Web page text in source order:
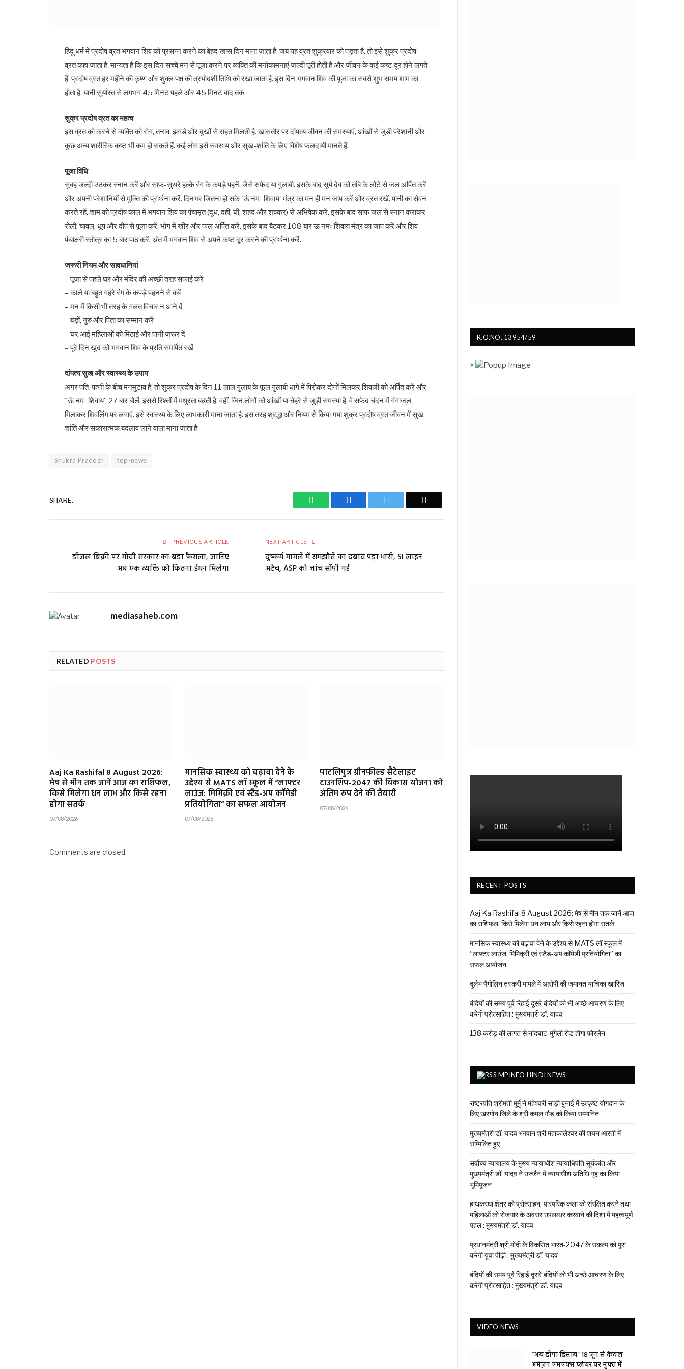
हिंदू धर्म में प्रदोष व्रत भगवान शिव को प्रसन्न करने का बेहद खास दिन माना जाता है. जब यह व्रत शुक्रवार को पड़ता है, तो इसे शुक्र प्रदोष
व्रत कहा जाता है. मान्यता है कि इस दिन सच्चे मन से पूजा करने पर व्यक्ति की मनोकामनाएं जल्दी पूरी होती हैं और जीवन के कई कष्ट दूर होने लगते
हैं. प्रदोष व्रत हर महीने की कृष्ण और शुक्ल पक्ष की त्रयोदशी तिथि को रखा जाता है. इस दिन भगवान शिव की पूजा का सबसे शुभ समय शाम का
होता है, यानी सूर्यास्त से लगभग 45 मिनट पहले और 45 मिनट बाद तक.
शुक्र प्रदोष व्रत का महत्व
इस व्रत को करने से व्यक्ति को रोग, तनाव, झगड़े और दुखों से राहत मिलती है. खासतौर पर दांपत्य जीवन की समस्याएं, आंखों से जुड़ी परेशानी और
कुछ अन्य शारीरिक कष्ट भी कम हो सकते हैं. कई लोग इसे स्वास्थ्य और सुख-शांति के लिए विशेष फलदायी मानते हैं.
पूजा विधि
सुबह जल्दी उठकर स्नान करें और साफ-सुथरे हल्के रंग के कपड़े पहनें, जैसे सफेद या गुलाबी. इसके बाद सूर्य देव को तांबे के लोटे से जल अर्पित करें
और अपनी परेशानियों से मुक्ति की प्रार्थना करें. दिनभर जितना हो सके 'ऊं नमः शिवाय' मंत्र का मन ही मन जाप करें और व्रत रखें. पानी का सेवन
करते रहें. शाम को प्रदोष काल में भगवान शिव का पंचामृत (दूध, दही, घी, शहद और शक्कर) से अभिषेक करें. इसके बाद साफ जल से स्नान कराकर
रोली, चावल, धूप और दीप से पूजा करें. भोग में खीर और फल अर्पित करें. इसके बाद बैठकर 108 बार ऊं नमः शिवाय मंत्र का जाप करें और शिव
पंचाक्षरी स्तोत्र का 5 बार पाठ करें. अंत में भगवान शिव से अपने कष्ट दूर करने की प्रार्थना करें.
जरूरी नियम और सावधानियां
– पूजा से पहले घर और मंदिर की अच्छी तरह सफाई करें
– काले या बहुत गहरे रंग के कपड़े पहनने से बचें
– मन में किसी भी तरह के गलत विचार न आने दें
– बड़ों, गुरु और पिता का सम्मान करें
– घर आई महिलाओं को मिठाई और पानी जरूर दें
– पूरे दिन खुद को भगवान शिव के प्रति समर्पित रखें
दांपत्य सुख और स्वास्थ्य के उपाय
अगर पति-पत्नी के बीच मनमुटाव है, तो शुक्र प्रदोष के दिन 11 लाल गुलाब के फूल गुलाबी धागे में पिरोकर दोनों मिलकर शिवजी को अर्पित करें और
"ऊं नमः शिवाय" 27 बार बोलें. इससे रिश्तों में मधुरता बढ़ती है. वहीं, जिन लोगों को आंखों या चेहरे से जुड़ी समस्या है, वे सफेद चंदन में गंगाजल
मिलाकर शिवलिंग पर लगाएं. इसे स्वास्थ्य के लिए लाभकारी माना जाता है. इस तरह श्रद्धा और नियम से किया गया शुक्र प्रदोष व्रत जीवन में सुख,
शांति और सकारात्मक बदलाव लाने वाला माना जाता है.
Shukra Pradosh top-news
SHARE. WhatsApp Facebook
PREVIOUS ARTICLE
डीजल बिक्री पर मोदी सरकार का बड़ा फैसला, जानिए
अब एक व्यक्ति को कितना ईंधन मिलेगा
NEXT ARTICLE
दुष्कर्म मामले में समझौते का दबाव पड़ा भारी, SI लाइन
अटैच, ASP को जांच सौंपी गई
mediasaheb.com
RELATED POSTS
Aaj Ka Rashifal 8 August 2026:
मेष से मीन तक जानें आज का राशिफल,
किसे मिलेगा धन लाभ और किसे रहना
होगा सतर्क
07/08/2026
मानसिक स्वास्थ्य को बढ़ावा देने के
उद्देश्य से MATS लॉ स्कूल में “लाफ्टर
लाउंज: मिमिक्री एवं स्टैंड-अप कॉमेडी
प्रतियोगिता” का सफल आयोजन
07/08/2026
पाटलिपुत्र ग्रीनफील्ड सैटेलाइट
टाउनशिप-2047 की विकास योजना को
अंतिम रूप देने की तैयारी
07/08/2026
Comments are closed.
R.O.NO. 13954/59
×
RECENT POSTS
Aaj Ka Rashifal 8 August 2026: मेष से मीन तक जानें आज
का राशिफल, किसे मिलेगा धन लाभ और किसे रहना होगा सतर्क
मानसिक स्वास्थ्य को बढ़ावा देने के उद्देश्य से MATS लॉ स्कूल में
“लाफ्टर लाउंज: मिमिक्री एवं स्टैंड-अप कॉमेडी प्रतियोगिता” का
सफल आयोजन
दुर्लभ पैंगोलिन तस्करी मामले में आरोपी की जमानत याचिका खारिज
बंदियों की समय पूर्व रिहाई दूसरे बंदियों को भी अच्छे आचरण के लिए
करेगी प्रोत्साहित : मुख्यमंत्री डॉ. यादव
138 करोड़ की लागत से नांदघाट-मुंगेली रोड होगा फोरलेन
MPINFO HINDI NEWS
राष्ट्रपति श्रीमती मुर्मु ने महेश्वरी साड़ी बुनाई में उत्कृष्ट योगदान के
लिए खरगोन जिले के श्री कमल गौड़ को किया सम्मानित
मुख्यमंत्री डॉ. यादव भगवान श्री महाकालेश्‍वर की शयन आरती में
सम्मिलित हुए
सर्वोच्च न्यायालय के मुख्‍य न्‍यायाधीश न्यायाधिपति सूर्यकांत और
मुख्यमंत्री डॉ. यादव ने उज्जैन में न्यायाधीश अतिथि गृह का किया
भूमिपूजन
हाथकरघा क्षेत्र को प्रोत्साहन, पारंपरिक कला को संरक्षित करने तथा
महिलाओं को रोजगार के अवसर उपलब्धर करवाने की दिशा में महत्वपूर्ण
पहल : मुख्यमंत्री डॉ. यादव
प्रधानमंत्री श्री मोदी के विकसित भारत-2047 के संकल्प को पूरा
करेगी युवा पीढ़ी : मुख्यमंत्री डॉ. यादव
बंदियों की समय पूर्व रिहाई दूसरे बंदियों को भी अच्छे आचरण के लिए
करेगी प्रोत्साहित : मुख्यमंत्री डॉ. यादव
VIDEO NEWS
“अब होगा हिसाब” 18 जून से केवल
अमेज़न एमएक्स प्लेयर पर मुफ्त में